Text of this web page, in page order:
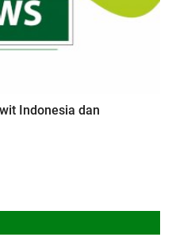
Indonesia dan